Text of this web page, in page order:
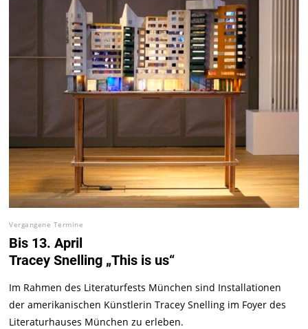
Vergangene Termine
Bis 13. April
Tracey Snelling „This is us“
Im Rahmen des Literaturfests München sind Installationen
der amerikanischen Künstlerin Tracey Snelling im Foyer des
Literaturhauses München zu erleben.